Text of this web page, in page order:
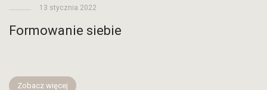
13 stycznia 2022
Formowanie siebie
Zobacz więcej